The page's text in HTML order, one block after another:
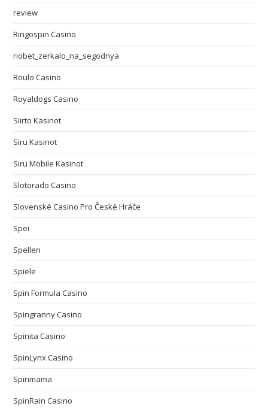
review
Ringospin Casino
riobet_zerkalo_na_segodnya
Roulo Casino
Royaldogs Casino
Siirto Kasinot
Siru Kasinot
Siru Mobile Kasinot
Slotorado Casino
Slovenské Casino Pro České Hráče
Spei
Spellen
Spiele
Spin Formula Casino
Spingranny Casino
Spinita Casino
SpinLynx Casino
Spinmama
SpinRain Casino